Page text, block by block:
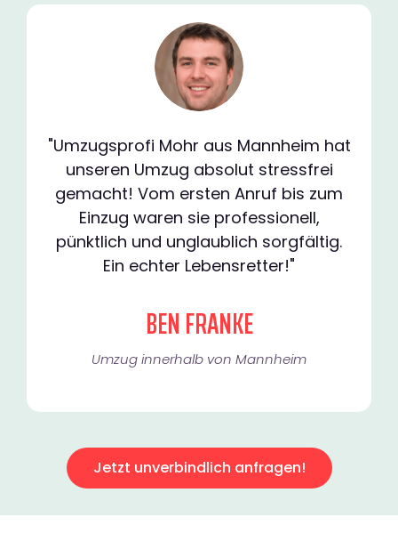
"Umzugsprofi Mohr aus Mannheim hat
unseren Umzug absolut stressfrei
gemacht! Vom ersten Anruf bis zum
Einzug waren sie professionell,
pünktlich und unglaublich sorgfältig.
Ein echter Lebensretter!"
BEN FRANKE
Umzug innerhalb von Mannheim​
Jetzt unverbindlich anfragen!